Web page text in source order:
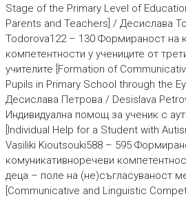
Stage of the Primary Level of
Parents and Teachers] / Десислава
Todorova122 – 130 Формираност на
компетентности у учениците от
учителите [Formation of
Pupils in Primary School through the
Десислава Петрова / Desislava
Индивидуална помощ за ученик с
[Individual Help for a Student with
Vasiliki Kioutsouki588 – 595
комуникативноречеви
деца – поле на (не)съгласуваност
[Communicative and Linguistic